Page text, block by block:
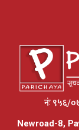
नंः ९५६/
Newroad-8,